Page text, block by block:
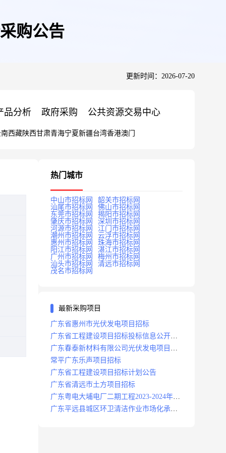
购公告
更新时间：2026-07-20
品分析 政府采购 公共资源交易中心
西藏陕西甘肃青海宁夏新疆台湾香港澳门
热门城市
中山市招标网
韶关市招标网
汕尾市招标网
佛山市招标网
东莞市招标网
揭阳市招标网
肇庆市招标网
深圳市招标网
河源市招标网
江门市招标网
潮州市招标网
云浮市招标网
惠州市招标网
珠海市招标网
阳江市招标网
湛江市招标网
广州市招标网
梅州市招标网
汕头市招标网
清远市招标网
茂名市招标网
最新采购项目
广东省惠州市光伏发电项目招标
广东省工程建设项目招标投标信息公开目
录
广东春泰新材料有限公司光伏发电项目招
标
常平广东乐声项目招标
广东省工程建设项目招标计划公告
广东省清远市土方项目招标
广东粤电大埔电厂二期工程2023-2024年度
安保服务项目招标公告
广东平远县城区环卫清洁作业市场化承包